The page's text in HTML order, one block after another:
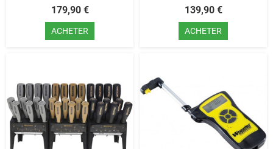
179,90 €
ACHETER
139,90 €
ACHETER